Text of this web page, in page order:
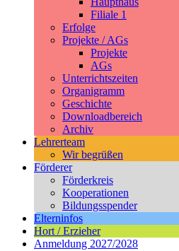
Filiale 1
Erfolge
Projekte / AGs
Projekte
AGs
Unterrichtszeiten
Organigramm
Geschichte
Downloadbereich
Archiv
Lehrerteam
Wir begrüßen
Förderer
Förderkreis
Kooperationen
Bildungsspender
Elterninfos
Hort / Erzieher
Anmeldung 2027/2028